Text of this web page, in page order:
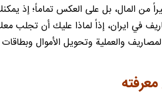
من المال، بل على العكس تماماً؛ إذ
في ايران، إذاً لماذا عليك أن تجلب
والعملية وتحويل الأموال